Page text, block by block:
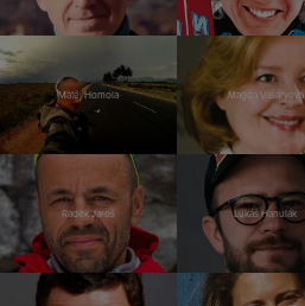
Matěj Homola Magda Vášáryová
Radek Jaroš Lukáš Hanulák